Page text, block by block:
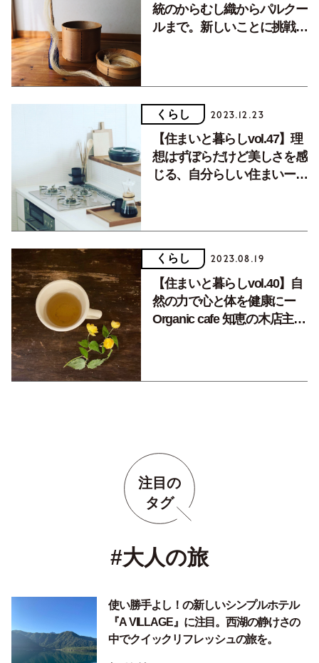
統のからむし織からパルクー
ルまで。新しいことに挑戦し
くらし 2023.12.23
【住まいと暮らしvol.47】理
想はずぼらだけど美しさを感
じる、自分らしい住まいー編
くらし 2023.08.19
【住まいと暮らしvol.40】自
然の力で心と体を健康にー
Organic cafe 知恵の木店主・
注目の
タグ
#大人の旅
使い勝手よし！の新しいシンプルホテル
『A VILLAGE』に注目。西湖の静けさの
中でクイックリフレッシュの旅を。